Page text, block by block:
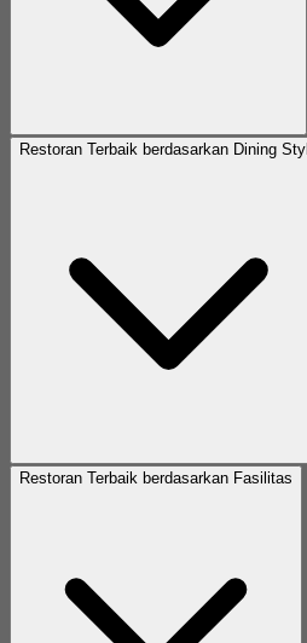
Restoran Terbaik berdasarkan Dining
Restoran Terbaik berdasarkan Fasilitas